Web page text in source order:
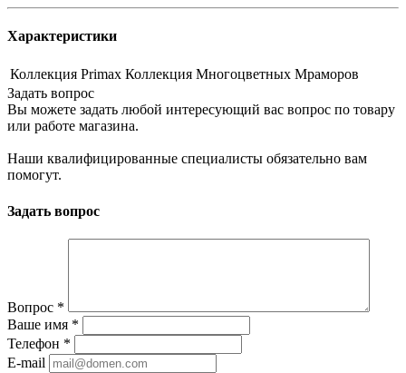
Характеристики
Коллекция Primax Коллекция Многоцветных Мраморов
Задать вопрос
Вы можете задать любой интересующий вас вопрос по товару
или работе магазина.
Наши квалифицированные специалисты обязательно вам
помогут.
Задать вопрос
Вопрос *
Ваше имя *
Телефон *
E-mail